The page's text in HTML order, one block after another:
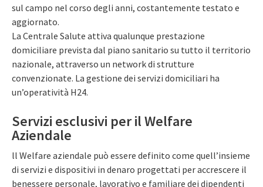
sul campo nel corso degli anni, costantemente testato e
aggiornato.
La Centrale Salute attiva qualunque prestazione
domiciliare prevista dal piano sanitario su tutto il territorio
nazionale, attraverso un network di strutture
convenzionate. La gestione dei servizi domiciliari ha
un’operatività H24.
Servizi esclusivi per il Welfare
Aziendale
ll Welfare aziendale può essere definito come quell’insieme
di servizi e dispositivi in denaro progettati per accrescere il
benessere personale, lavorativo e familiare dei dipendenti